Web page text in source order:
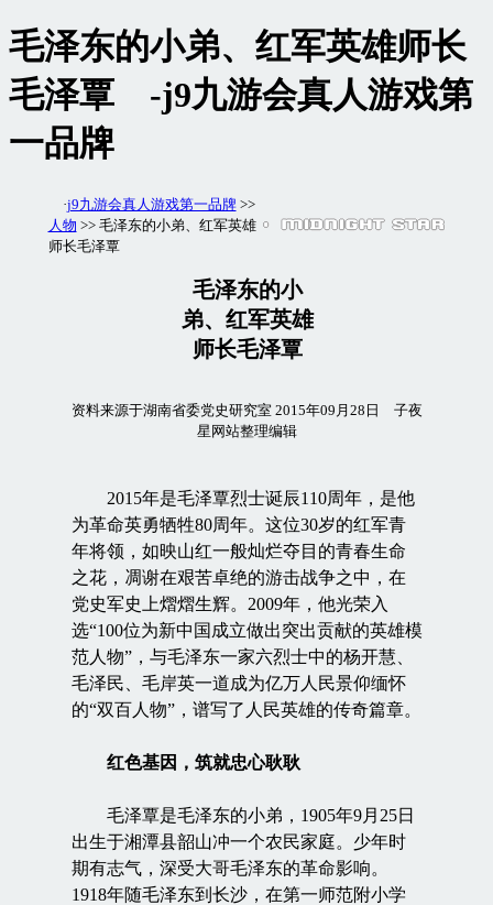
毛泽东的小弟、红军英雄师长
毛泽覃 -j9九游会真人游戏第
一品牌
·j9九游会真人游戏第一品牌>>
人物 >> 毛泽东的小弟、红军英雄
师长毛泽覃
毛泽东的小
弟、红军英雄
师长毛泽覃
资料来源于湖南省委党史研究室 2015年09月28日 子夜
星网站整理编辑
2015年是毛泽覃烈士诞辰110周年，是他
为革命英勇牺牲80周年。这位30岁的红军青
年将领，如映山红一般灿烂夺目的青春生命
之花，凋谢在艰苦卓绝的游击战争之中，在
党史军史上熠熠生辉。2009年，他光荣入
选“100位为新中国成立做出突出贡献的英雄模
范人物”，与毛泽东一家六烈士中的杨开慧、
毛泽民、毛岸英一道成为亿万人民景仰缅怀
的“双百人物”，谱写了人民英雄的传奇篇章。
红色基因，筑就忠心耿耿
毛泽覃是毛泽东的小弟，1905年9月25日
出生于湘潭县韶山冲一个农民家庭。少年时
期有志气，深受大哥毛泽东的革命影响。
1918年随毛泽东到长沙，在第一师范附小学